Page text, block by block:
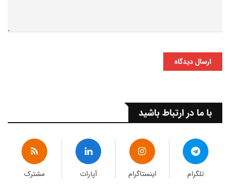
ارسال دیدگاه
با ما در ارتباط باشید
تلگرام اینستاگرام آپارات مشترک